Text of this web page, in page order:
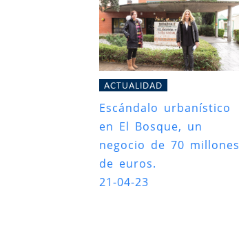
ACTUALIDAD
Escándalo urbanístico
en El Bosque, un
negocio de 70 millones
de euros.
21-04-23